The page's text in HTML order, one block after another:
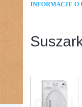
INFORMACJE O